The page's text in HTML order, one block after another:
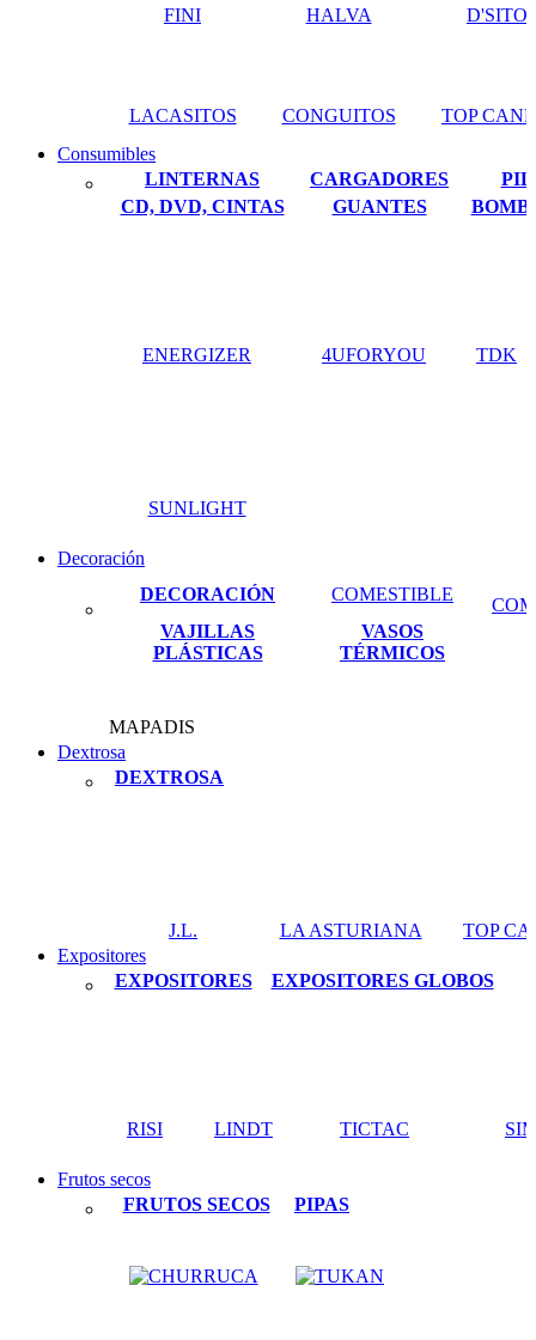
FINI HALVA D'SITO
LACASITOS CONGUITOS
TOP
Consumibles
LINTERNAS
CARGADORES
CD, DVD, CINTAS
GUANTES
ENERGIZER 4UFORYOU TDK
SUNLIGHT
Decoración
DECORACIÓN
COMESTIBLE
VAJILLAS
PLÁSTICAS
VASOS
TÉRMICOS
MAPADIS
Dextrosa
DEXTROSA
J.L. LA ASTURIANA
TOP
Expositores
EXPOSITORES
EXPOSITORES GLOBOS
RISI LINDT TICTAC
Frutos secos
FRUTOS SECOS
PIPAS